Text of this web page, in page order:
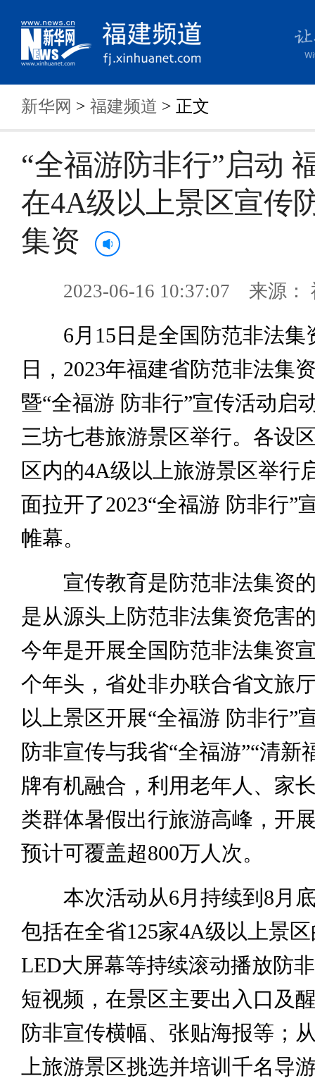
新华网 > 福建频道 > 正文
“全福游防非行”启动
在4A级以上景区宣传
集资
2023-06-16 10:37:07 来源：
6月15日是全国防范非法集
日，2023年福建省防范非法集
暨“全福游 防非行”宣传活动启
三坊七巷旅游景区举行。各设
区内的4A级以上旅游景区举行
面拉开了2023“全福游 防非行”
帷幕。
宣传教育是防范非法集资的
是从源头上防范非法集资危害
今年是开展全国防范非法集资
个年头，省处非办联合省文旅
以上景区开展“全福游 防非行”
防非宣传与我省“全福游”“清新
牌有机融合，利用老年人、家
类群体暑假出行旅游高峰，开
预计可覆盖超800万人次。
本次活动从6月持续到8月底
包括在全省125家4A级以上景
LED大屏幕等持续滚动播放防
短视频，在景区主要出入口及
防非宣传横幅、张贴海报等；
上旅游景区挑选并培训千名导